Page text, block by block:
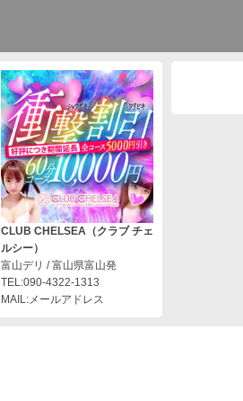
CLUB CHELSEA（クラブ チェ
ルシー）
富山デリ / 富山県富山発
TEL:090-4322-1313
MAIL:メールアドレス